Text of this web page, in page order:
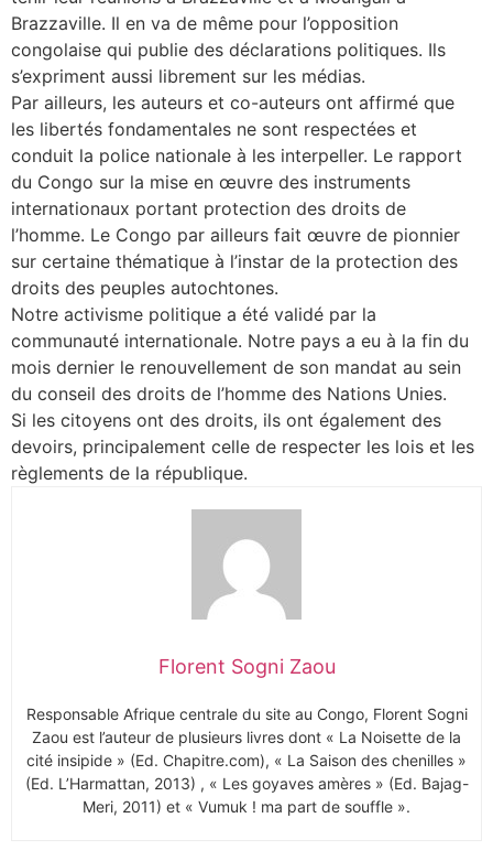
Brazzaville. Il en va de même pour l’opposition
congolaise qui publie des déclarations politiques. Ils
s’expriment aussi librement sur les médias.
Par ailleurs, les auteurs et co-auteurs ont affirmé que
les libertés fondamentales ne sont respectées et
conduit la police nationale à les interpeller. Le rapport
du Congo sur la mise en œuvre des instruments
internationaux portant protection des droits de
l’homme. Le Congo par ailleurs fait œuvre de pionnier
sur certaine thématique à l’instar de la protection des
droits des peuples autochtones.
Notre activisme politique a été validé par la
communauté internationale. Notre pays a eu à la fin du
mois dernier le renouvellement de son mandat au sein
du conseil des droits de l’homme des Nations Unies.
Si les citoyens ont des droits, ils ont également des
devoirs, principalement celle de respecter les lois et les
règlements de la république.
Florent Sogni Zaou
Responsable Afrique centrale du site au Congo, Florent Sogni
Zaou est l’auteur de plusieurs livres dont « La Noisette de la
cité insipide » (Ed. Chapitre.com), « La Saison des chenilles »
(Ed. L’Harmattan, 2013) , « Les goyaves amères » (Ed. Bajag-
Meri, 2011) et « Vumuk ! ma part de souffle ».